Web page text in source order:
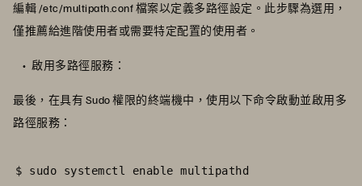
編輯 /etc/multipath.conf 檔案以定義多路徑設定。此步驟為選用，
僅推薦給進階使用者或需要特定配置的使用者。
啟用多路徑服務：
最後，在具有 Sudo 權限的終端機中，使用以下命令啟動並啟用多
路徑服務：
$ sudo systemctl enable multipathd